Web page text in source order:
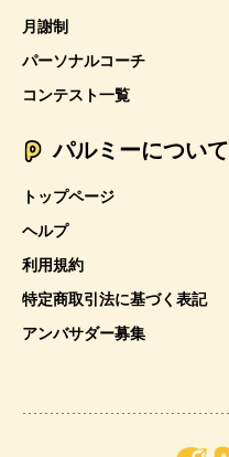
月謝制
パーソナルコーチ
コンテスト一覧
パルミーについて
トップページ
ヘルプ
利用規約
特定商取引法に基づく表記
アンバサダー募集